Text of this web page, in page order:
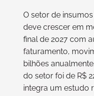
O setor de
deve crescer em
final de 2027 com
faturamento,
bilhões
do setor foi de R$
integra um estudo